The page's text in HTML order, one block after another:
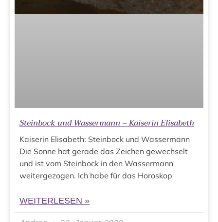
Steinbock und Wassermann – Kaiserin Elisabeth
Kaiserin Elisabeth: Steinbock und Wassermann
Die Sonne hat gerade das Zeichen gewechselt
und ist vom Steinbock in den Wassermann
weitergezogen. Ich habe für das Horoskop
WEITERLESEN »